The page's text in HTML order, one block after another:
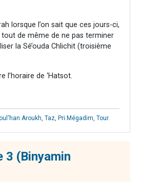
lorsque l’on sait que ces jours-ci,
de même de ne pas terminer
la Sé’ouda Chlichit (troisième
l’horaire de ‘Hatsot.
Aroukh Taz Pri Mégadim Tour.
3 (Binyamin